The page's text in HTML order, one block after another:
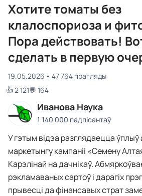
Хотите томаты без
клалоспориоза и
Пора действовать!
сделать в первую
19.05.2026
47 764 прагляды
👍 2 121💬 164
Иванова Наука
1 140 000 падпісантаў
У гэтым відэа разглядаецца ўплыў
маркетынгу кампаніі «Семену
Карэлінай на дачнікаў.
рэкламаваных сартоў і дарагіх
прывесці да фінансавых страт